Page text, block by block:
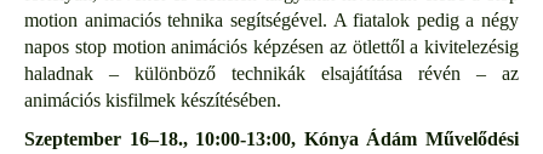
motion animaciós tehnika segítségével. A fiatalok pedig a négy
napos stop motion animációs képzésen az ötlettől a kivitelezésig
haladnak – különböző technikák elsajátítása révén – az
animációs kisfilmek készítésében.
Szeptember 16–18., 10:00-13:00, Kónya Ádám Művelődési